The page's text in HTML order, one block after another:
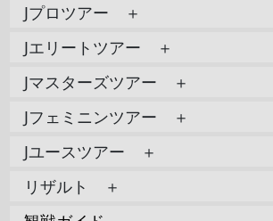
Jプロツアー ＋
Jエリートツアー ＋
Jマスターズツアー ＋
Jフェミニンツアー ＋
Jユースツアー ＋
リザルト ＋